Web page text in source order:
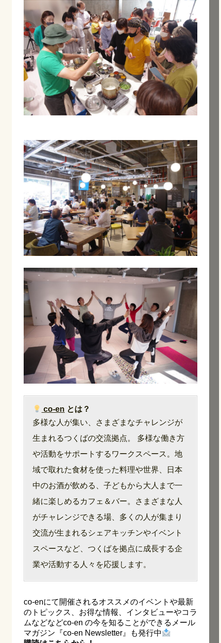
co-en とは？
多様な人が集い、さまざまなチャレンジが
生まれるつくばの交流拠点。 多様な働き方
や活動をサポートするワークスペース。地
域で取れた食材を使った料理や世界、日本
中のお酒が飲める、子どもから大人まで一
緒に楽しめるカフェ＆バー。さまざまな人
がチャレンジできる場、多くの人が集まり
交流が生まれるシェアキッチンやイベント
スペースなど、つくばを拠点に成長する企
業や活動する人々を応援します。
co-enにて開催されるオススメのイベントや最新
のトピックス、お得な情報、インタビューやコラ
ムなどなどco-en の今を知ることができるメール
マガジン『co-en Newsletter』も発行中